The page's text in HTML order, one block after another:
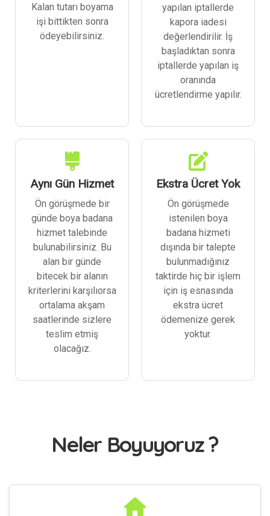
Kalan tutarı boyama
işi bittikten sonra
ödeyebilirsiniz.
yapılan iptallerde
kapora iadesi
değerlendirilir. İş
başladıktan sonra
iptallerde yapılan iş
oranında
ücretlendirme yapılır.
Aynı Gün Hizmet
Ön görüşmede bir
günde boya badana
hizmet talebinde
bulunabilirsiniz. Bu
alan bir günde
bitecek bir alanın
kriterlerini karşılıorsa
ortalama akşam
saatlerinde sizlere
teslim etmiş
olacağız.
Ekstra Ücret Yok
Ön görüşmede
istenilen boya
badana hizmeti
dışında bir talepte
bulunmadığınız
taktirde hiç bir işlem
için iş esnasında
ekstra ücret
ödemenize gerek
yoktur.
Neler Boyuyoruz ?